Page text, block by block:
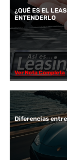
¿QUÉ ES EL
ENTENDERLO
Ver Nota Completa
Diferencias